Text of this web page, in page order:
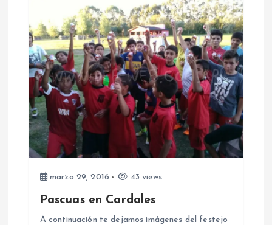
a
d
a
s
marzo 29, 2016 43 views
Pascuas en Cardales
A continuación te dejamos imágenes del festejo